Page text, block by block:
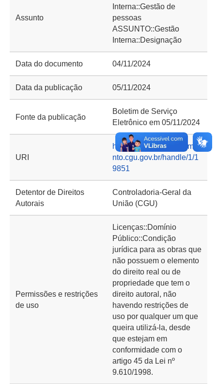
Assunto
Interna::Gestão de
pessoas
ASSUNTO::Gestão
Interna::Designação
Data do documento 04/11/2024
Data da publicação 05/11/2024
Fonte da publicação
Boletim de Serviço
Eletrônico em 05/11/2024
URI
https://basedeconhecime
nto.cgu.gov.br/handle/1/1
9851
Detentor de Direitos
Autorais
Controladoria-Geral da
União (CGU)
Permissões e restrições
de uso
Licenças::Domínio
Público::Condição
jurídica para as obras que
não possuem o elemento
do direito real ou de
propriedade que tem o
direito autoral, não
havendo restrições de
uso por qualquer um que
queira utilizá-la, desde
que estejam em
conformidade com o
artigo 45 da Lei nº
9.610/1998.